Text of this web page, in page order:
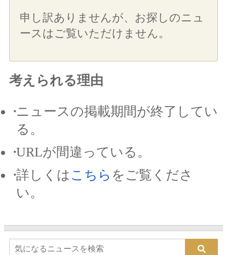
申し訳ありませんが、お探しのニュ
ースはご覧いただけません。
考えられる理由
ニュースの掲載期間が終了してい
る。
URLが間違っている。
詳しくは こちら をご覧くださ
い。